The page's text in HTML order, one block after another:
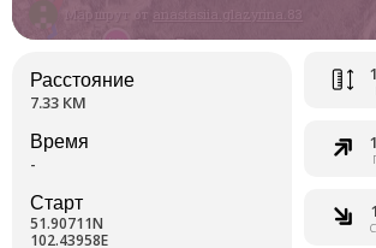
anastasiia.glazyrina.83
Расстояние
7.33 КМ
Время
-
Старт
51.90711N
102.43958E